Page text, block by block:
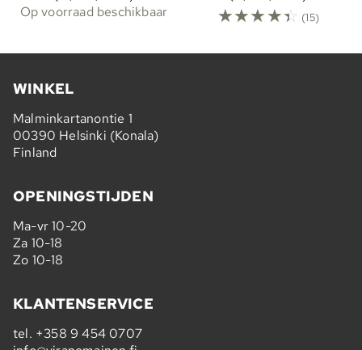
Op voorraad beschikbaar ☆☆☆☆☆ (15)
WINKEL
Malminkartanontie 1
00390 Helsinki (Konala)
Finland
OPENINGSTIJDEN
Ma-vr 10-20
Za 10-18
Zo 10-18
KLANTENSERVICE
tel. +358 9 454 0707